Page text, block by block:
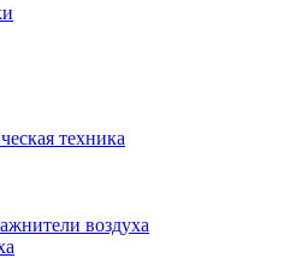
техника
воздуха